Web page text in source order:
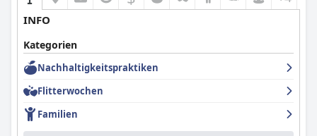
INFO
Kategorien
Nachhaltigkeitspraktiken
Flitterwochen
Familien